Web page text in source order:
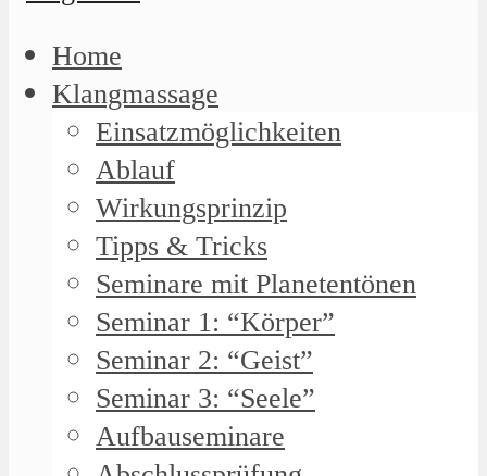
Home
Klangmassage
Einsatzmöglichkeiten
Ablauf
Wirkungsprinzip
Tipps & Tricks
Seminare mit Planetentönen
Seminar 1: “Körper”
Seminar 2: “Geist”
Seminar 3: “Seele”
Aufbauseminare